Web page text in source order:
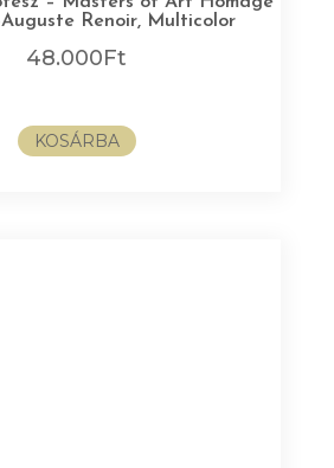
Renoir, Multicolor
48.000Ft
KOSÁRBA